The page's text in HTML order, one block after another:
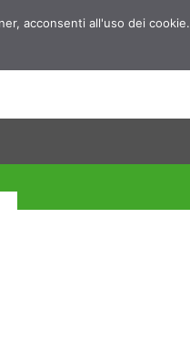
acconsenti all'uso dei cookie.